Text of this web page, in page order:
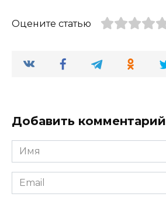
Оцените статью
Добавить комментарий
Имя
*
Email
*